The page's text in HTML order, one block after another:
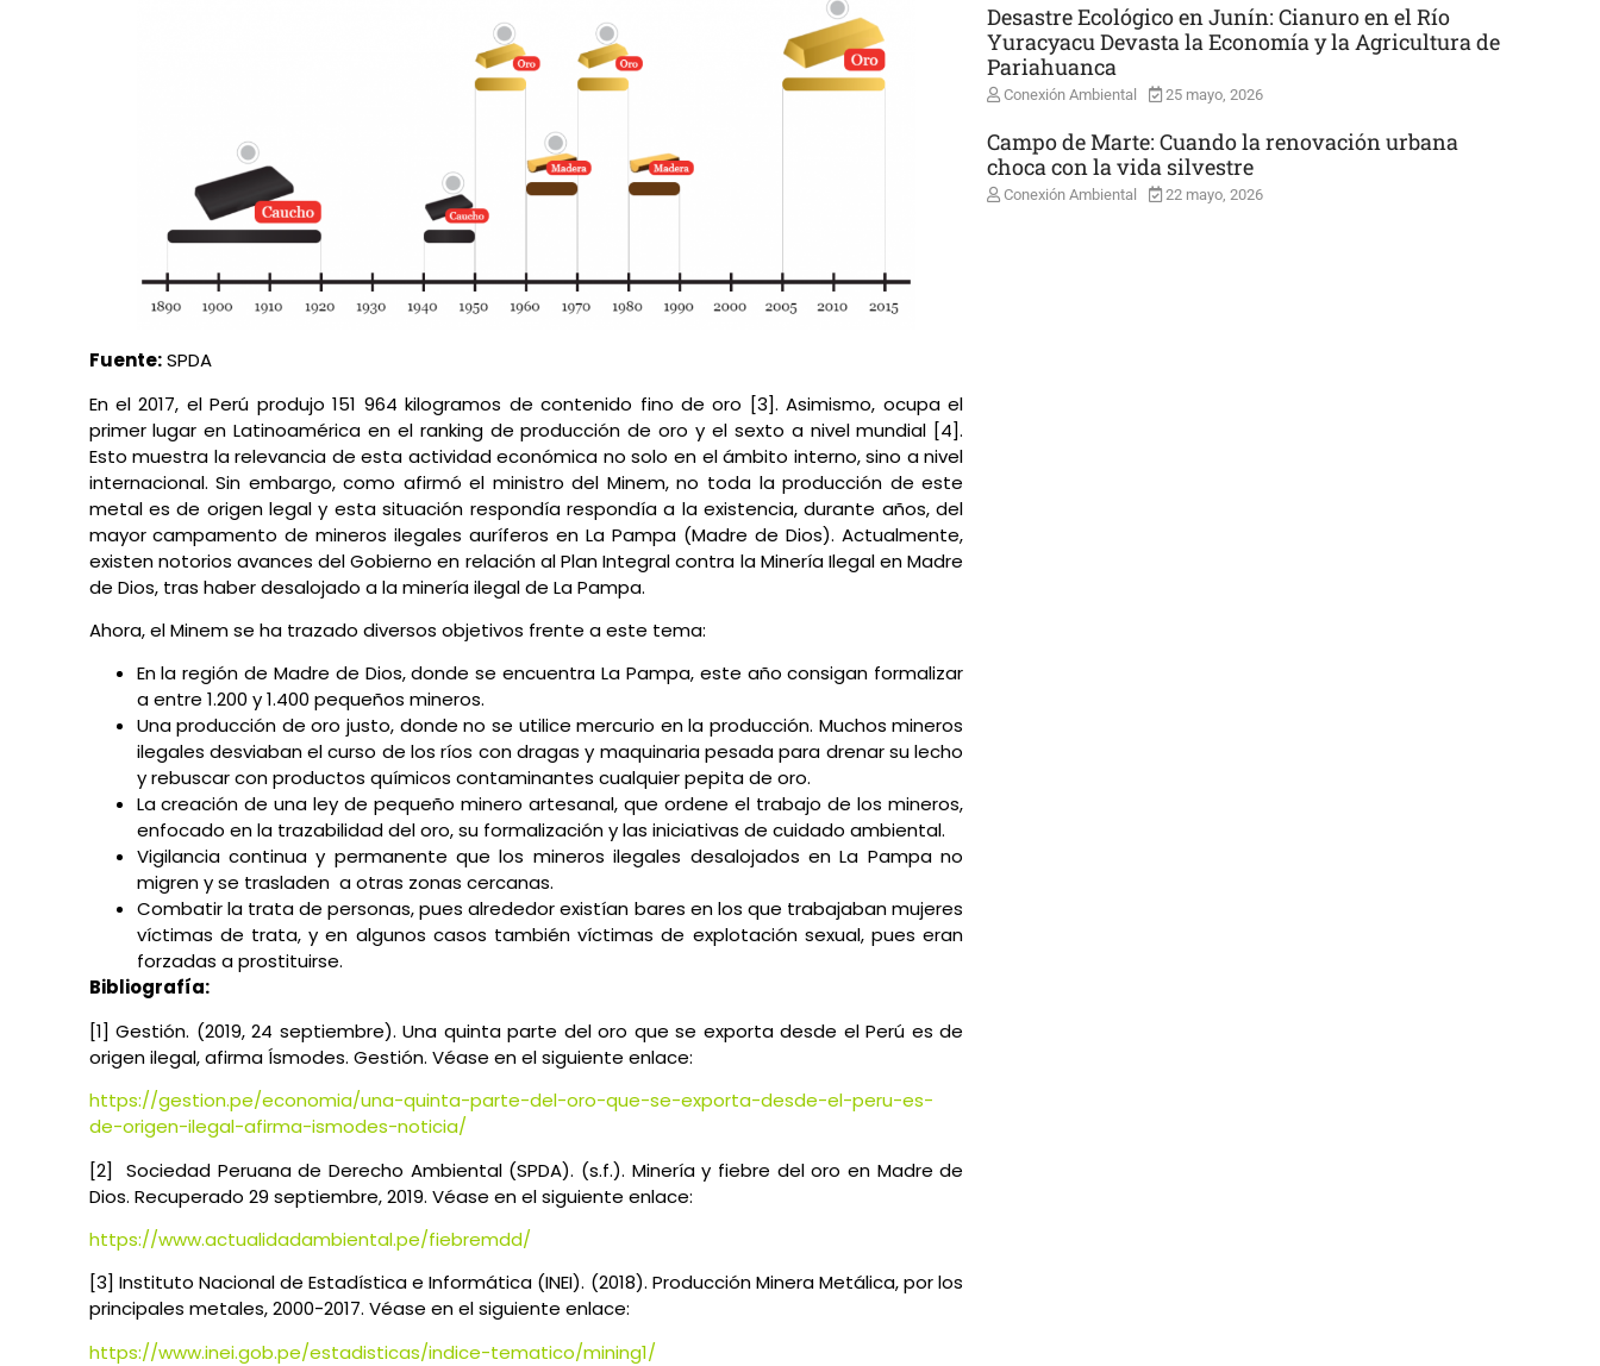
Fuente:SPDA
En el 2017, el Perú produjo 151 964 kilogramos de contenido fino de oro [3]. Asimismo, ocupa el
primer lugar en Latinoamérica en el ranking de producción de oro y el sexto a nivel mundial [4].
Esto muestra la relevancia de esta actividad económica no solo en el ámbito interno, sino a nivel
internacional. Sin embargo, como afirmó el ministro del Minem, no toda la producción de este
metal es de origen legal y esta situación respondía respondía a la existencia, durante años, del
mayor campamento de mineros ilegales auríferos en La Pampa (Madre de Dios). Actualmente,
existen notorios avances del Gobierno en relación al Plan Integral contra la Minería Ilegal en Madre
de Dios, tras haber desalojado a la minería ilegal de La Pampa.
Ahora, el Minem se ha trazado diversos objetivos frente a este tema:
En la región de Madre de Dios, donde se encuentra La Pampa, este año consigan formalizar
a entre 1.200 y 1.400 pequeños mineros.
Una producción de oro justo, donde no se utilice mercurio en la producción. Muchos mineros
ilegales desviaban el curso de los ríos con dragas y maquinaria pesada para drenar su lecho
y rebuscar con productos químicos contaminantes cualquier pepita de oro.
La creación de una ley de pequeño minero artesanal, que ordene el trabajo de los mineros,
enfocado en la trazabilidad del oro, su formalización y las iniciativas de cuidado ambiental.
Vigilancia continua y permanente que los mineros ilegales desalojados en La Pampa no
migren y se trasladen a otras zonas cercanas.
Combatir la trata de personas, pues alrededor existían bares en los que trabajaban mujeres
víctimas de trata, y en algunos casos también víctimas de explotación sexual, pues eran
forzadas a prostituirse.
Bibliografía:
[1] Gestión. (2019, 24 septiembre). Una quinta parte del oro que se exporta desde el Perú es de
origen ilegal, afirma Ísmodes. Gestión. Véase en el siguiente enlace:
https://gestion.pe/economia/una-quinta-parte-del-oro-que-se-exporta-desde-el-peru-es-
de-origen-ilegal-afirma-ismodes-noticia/
[2] Sociedad Peruana de Derecho Ambiental (SPDA). (s.f.). Minerí­a y fiebre del oro en Madre de
Dios. Recuperado 29 septiembre, 2019. Véase en el siguiente enlace:
https://www.actualidadambiental.pe/fiebremdd/
[3] Instituto Nacional de Estadística e Informática (INEI). (2018). Producción Minera Metálica, por los
principales metales, 2000-2017. Véase en el siguiente enlace:
https://www.inei.gob.pe/estadisticas/indice-tematico/mining1/
Desastre Ecológico en Junín: Cianuro en el Río
Yuracyacu Devasta la Economía y la Agricultura de
Pariahuanca
Conexión Ambiental 25 mayo, 2026
Campo de Marte: Cuando la renovación urbana
choca con la vida silvestre
Conexión Ambiental 22 mayo, 2026